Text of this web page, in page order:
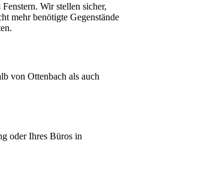
Wir stellen sicher,
mehr benötigte Gegenstände
von Ottenbach als auch
oder Ihres Büros in